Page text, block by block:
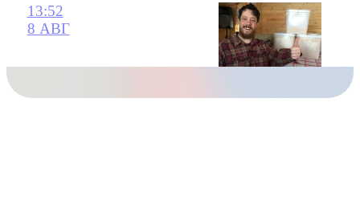
13:52
8 АВГ